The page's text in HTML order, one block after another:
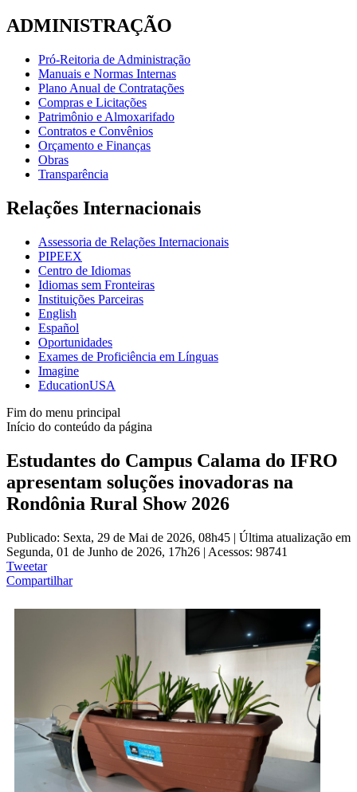
ADMINISTRAÇÃO
Pró-Reitoria de Administração
Manuais e Normas Internas
Plano Anual de Contratações
Compras e Licitações
Patrimônio e Almoxarifado
Contratos e Convênios
Orçamento e Finanças
Obras
Transparência
Relações Internacionais
Assessoria de Relações Internacionais
PIPEEX
Centro de Idiomas
Idiomas sem Fronteiras
Instituições Parceiras
English
Español
Oportunidades
Exames de Proficiência em Línguas
Imagine
EducationUSA
Fim do menu principal
Início do conteúdo da página
Estudantes do Campus Calama do IFRO
apresentam soluções inovadoras na
Rondônia Rural Show 2026
Publicado: Sexta, 29 de Mai de 2026, 08h45 | Última atualização em
Segunda, 01 de Junho de 2026, 17h26 | Acessos: 98741
Tweetar
Compartilhar